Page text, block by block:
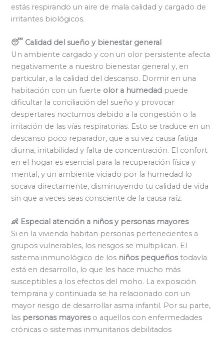
estás respirando un aire de mala calidad y cargado de
irritantes biológicos.
😴 Calidad del sueño y bienestar general
Un ambiente cargado y con un olor persistente afecta
negativamente a nuestro bienestar general y, en
particular, a la calidad del descanso. Dormir en una
habitación con un fuerte olor a humedad puede
dificultar la conciliación del sueño y provocar
despertares nocturnos debido a la congestión o la
irritación de las vías respiratorias. Esto se traduce en un
descanso poco reparador, que a su vez causa fatiga
diurna, irritabilidad y falta de concentración. El confort
en el hogar es esencial para la recuperación física y
mental, y un ambiente viciado por la humedad lo
socava directamente, disminuyendo tu calidad de vida
sin que a veces seas consciente de la causa raíz.
👶 Especial atención a niños y personas mayores
Si en la vivienda habitan personas pertenecientes a
grupos vulnerables, los riesgos se multiplican. El
sistema inmunológico de los niños pequeñostodavía
está en desarrollo, lo que les hace mucho más
susceptibles a los efectos del moho. La exposición
temprana y continuada se ha relacionado con un
mayor riesgo de desarrollar asma infantil. Por su parte,
las personas mayoreso aquellos con enfermedades
crónicas o sistemas inmunitarios debilitados